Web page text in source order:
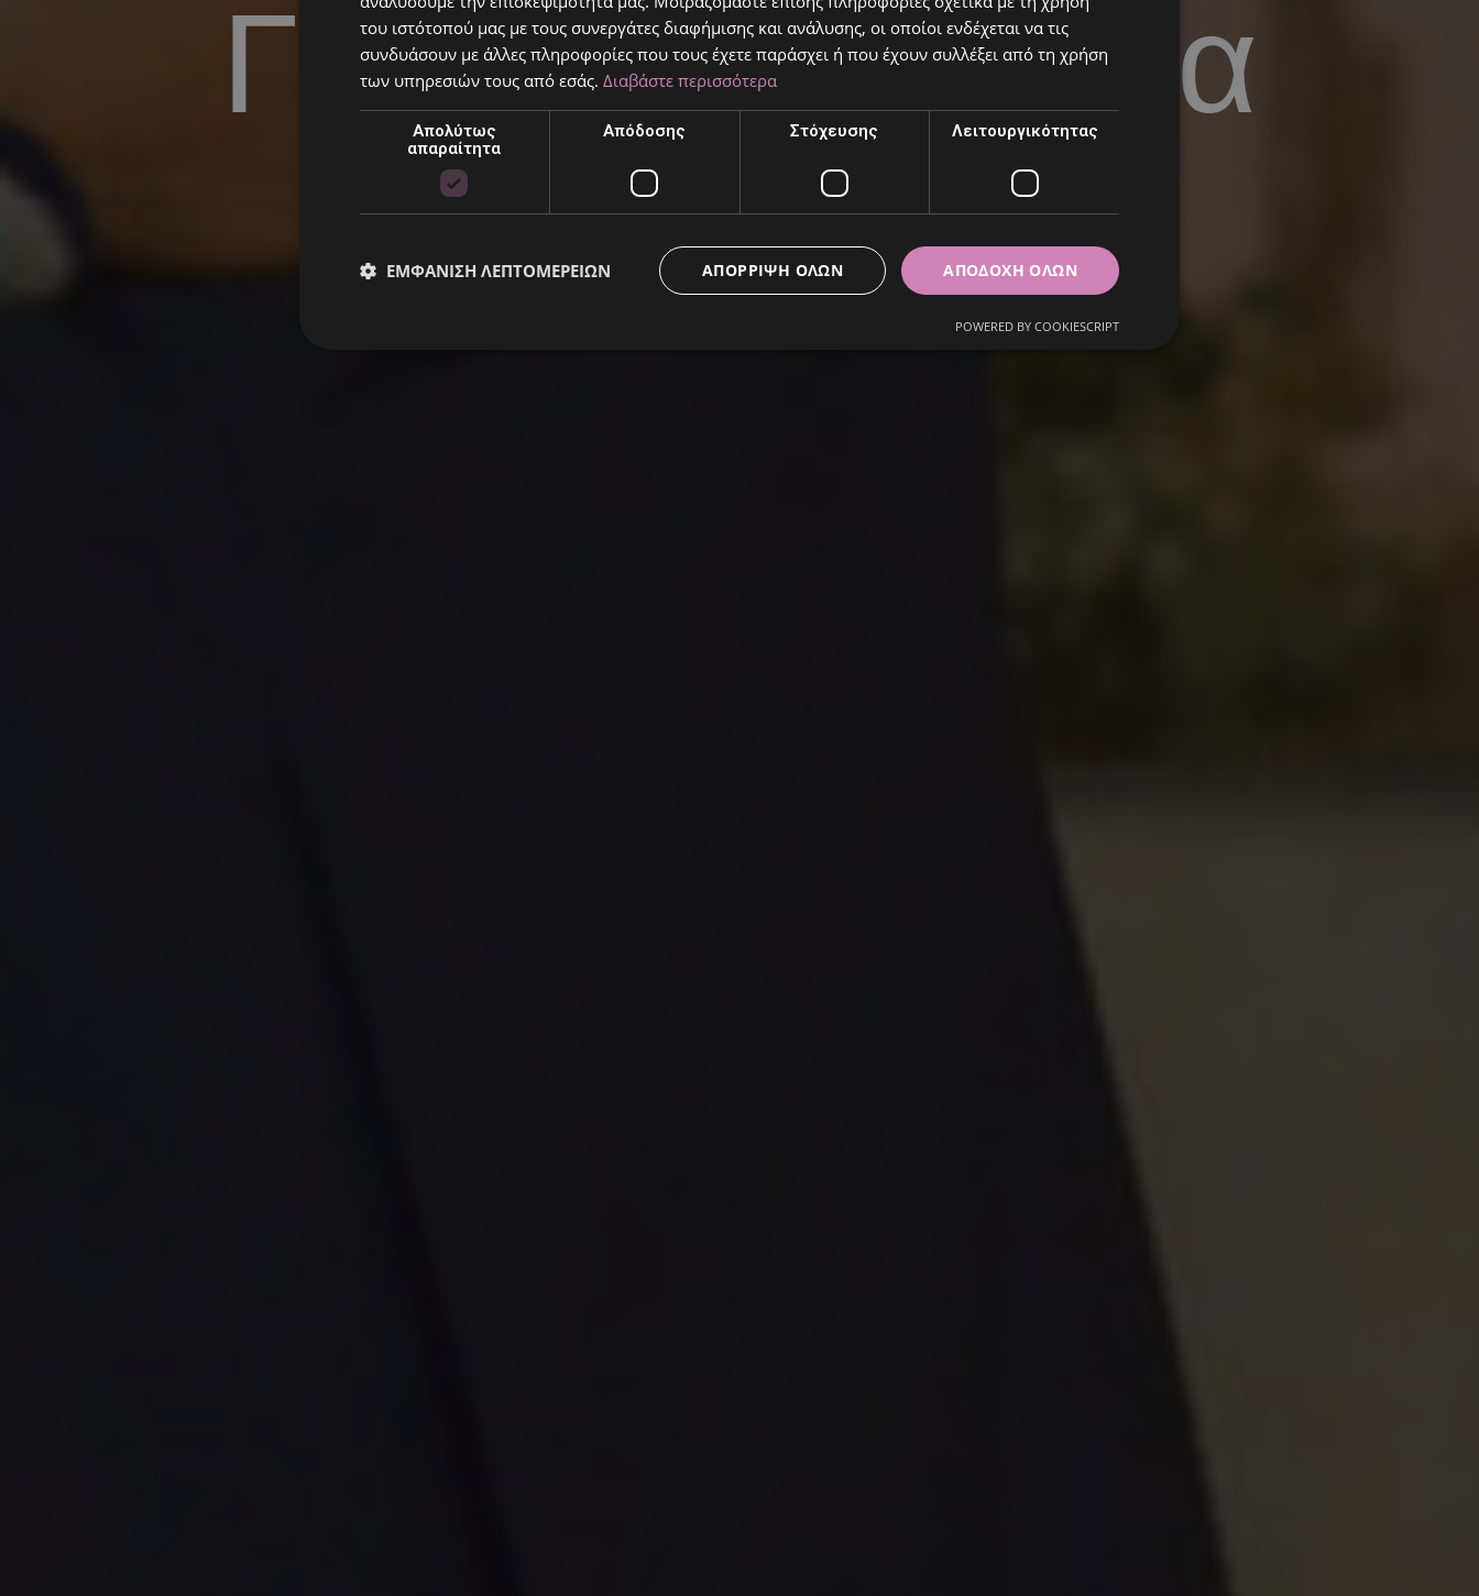
Γιάννης & Μαρία
Είναι γεγονός... Επιτέλους, παντρευόμαστε!
του ιστότοπού μας με τους συνεργάτες διαφήμισης και ανάλυσης, οι οποίοι ενδέχεται να τις
συνδυάσουν με άλλες πληροφορίες που τους έχετε παράσχει ή που έχουν συλλέξει από τη χρήση
των υπηρεσιών τους από εσάς. Διαβάστε περισσότερα
Απολύτως
απαραίτητα
Απόδοσης Στόχευσης Λειτουργικότητας
ΑΠΟΔΟΧΉ ΌΛΩΝ
ΑΠΌΡΡΙΨΗ ΌΛΩΝ
ΕΜΦΆΝΙΣΗ ΛΕΠΤΟΜΕΡΕΙΏΝ
POWERED BY COOKIESCRIPT